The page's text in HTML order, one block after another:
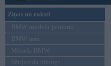
Ziņas un raksti
BMW modeļu jaunumi
BMW testi
Mēneša BMW
Sērijveida tūnings